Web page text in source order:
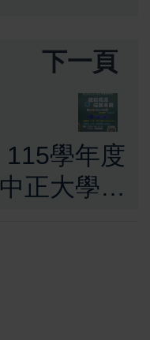
下一頁
115學年度
中正大學企